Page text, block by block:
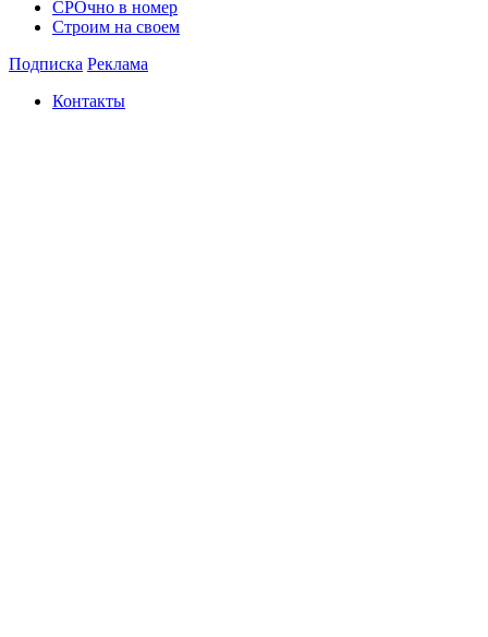
СРОчно в номер
Строим на своем
Подписка Реклама
Контакты